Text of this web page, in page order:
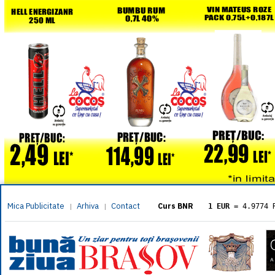
Mica Publicitate | Arhiva | Contact Curs BNR 1 EUR = 4.9774
= 5.8304
1 XAU= 464.4611
1 AED= 1.1933
1 AUD= 2.7957
1 BGN= 2.5449